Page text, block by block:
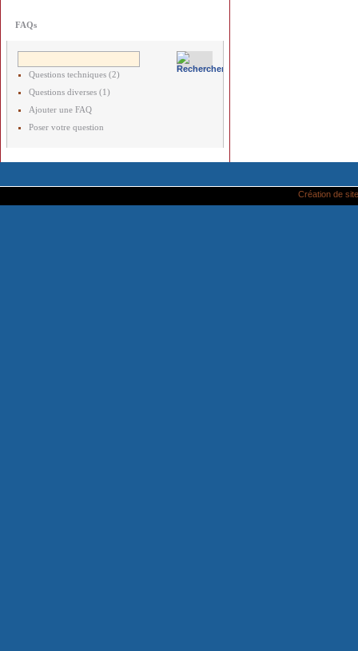
FAQs
Questions techniques (2)
Questions diverses (1)
Ajouter une FAQ
Poser votre question
Création de